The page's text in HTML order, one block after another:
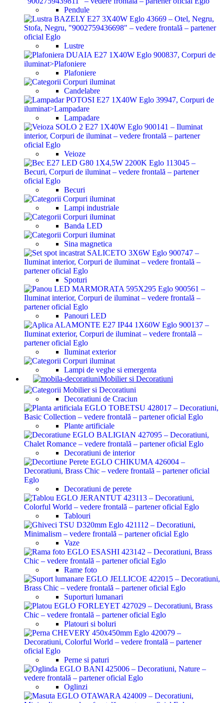
Pendule
Lustre
Plafoniere
Candelabre
Lampadare
Veioze
Becuri
Lampi industriale
Banda LED
Sina magnetica
Spoturi
Panouri LED
Iluminat exterior
Lampi de veghe si emergenta
Mobilier si Decoratiuni
Decoratiuni de Craciun
Plante artificiale
Decoratiuni de interior
Decoratiuni de perete
Tablouri
Vaze
Rame foto
Suporturi lumanari
Platouri si boluri
Perne si paturi
Oglinzi